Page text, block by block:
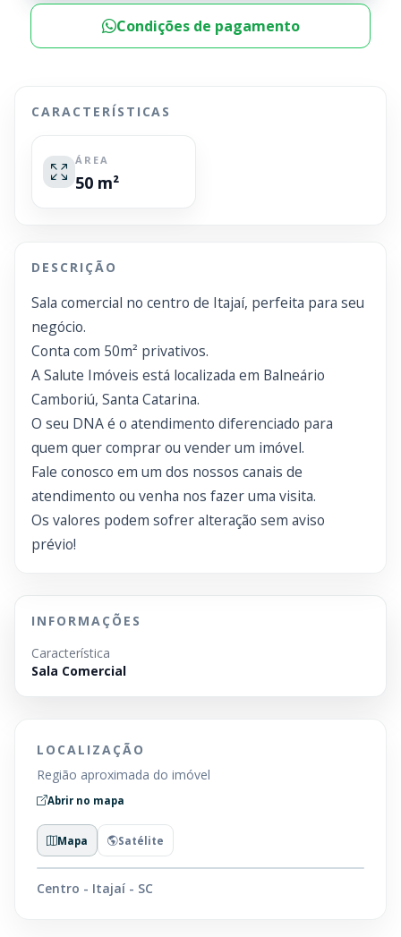
Condições de pagamento
CARACTERÍSTICAS
ÁREA
50 m²
DESCRIÇÃO
Sala comercial no centro de Itajaí, perfeita para seu
negócio.
Conta com 50m² privativos.
A Salute Imóveis está localizada em Balneário
Camboriú, Santa Catarina.
O seu DNA é o atendimento diferenciado para
quem quer comprar ou vender um imóvel.
Fale conosco em um dos nossos canais de
atendimento ou venha nos fazer uma visita.
Os valores podem sofrer alteração sem aviso
prévio!
INFORMAÇÕES
Característica
Sala Comercial
LOCALIZAÇÃO
Região aproximada do imóvel
Abrir no mapa
Mapa Satélite
Centro - Itajaí - SC